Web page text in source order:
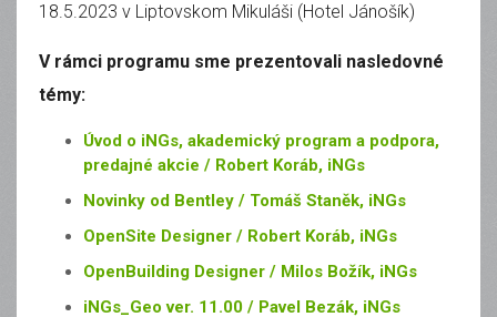
18.5.2023 v Liptovskom Mikuláši (Hotel Jánošík)
V rámci programu sme prezentovali nasledovné
témy:
Úvod o iNGs, akademický program a podpora,
predajné akcie / Robert Koráb, iNGs
Novinky od Bentley / Tomáš Staněk, iNGs
OpenSite Designer / Robert Koráb, iNGs
OpenBuilding Designer / Milos Božík, iNGs
iNGs_Geo ver. 11.00 / Pavel Bezák, iNGs